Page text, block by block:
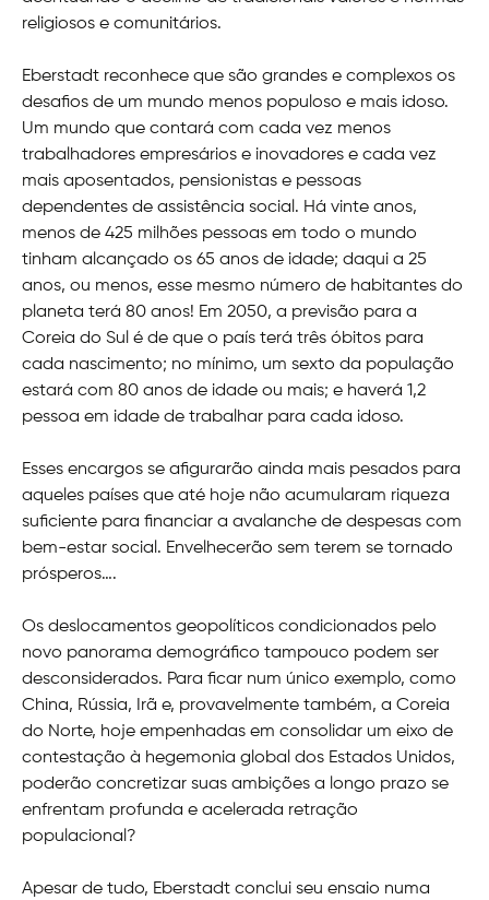
religiosos e comunitários.
Eberstadt reconhece que são grandes e complexos os
desafios de um mundo menos populoso e mais idoso.
Um mundo que contará com cada vez menos
trabalhadores empresários e inovadores e cada vez
mais aposentados, pensionistas e pessoas
dependentes de assistência social. Há vinte anos,
menos de 425 milhões pessoas em todo o mundo
tinham alcançado os 65 anos de idade; daqui a 25
anos, ou menos, esse mesmo número de habitantes do
planeta terá 80 anos! Em 2050, a previsão para a
Coreia do Sul é de que o país terá três óbitos para
cada nascimento; no mínimo, um sexto da população
estará com 80 anos de idade ou mais; e haverá 1,2
pessoa em idade de trabalhar para cada idoso.
Esses encargos se afigurarão ainda mais pesados para
aqueles países que até hoje não acumularam riqueza
suficiente para financiar a avalanche de despesas com
bem-estar social. Envelhecerão sem terem se tornado
prósperos….
Os deslocamentos geopolíticos condicionados pelo
novo panorama demográfico tampouco podem ser
desconsiderados. Para ficar num único exemplo, como
China, Rússia, Irã e, provavelmente também, a Coreia
do Norte, hoje empenhadas em consolidar um eixo de
contestação à hegemonia global dos Estados Unidos,
poderão concretizar suas ambições a longo prazo se
enfrentam profunda e acelerada retração
populacional?
Apesar de tudo, Eberstadt conclui seu ensaio numa